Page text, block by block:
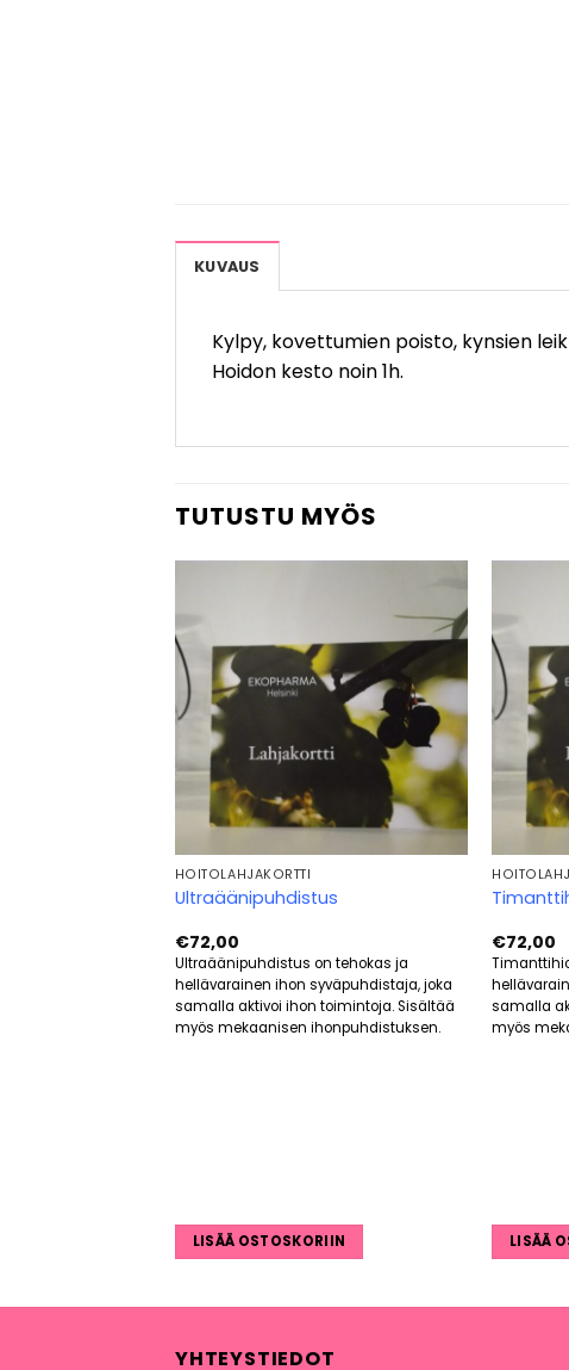
KUVAUS
Kylpy, kovettumien poisto, kynsien
Hoidon kesto noin 1h.
TUTUSTU MYÖS
HOITOLAHJAKORTTI
Ultraäänipuhdistus
€72,00
Ultraäänipuhdistus on tehokas ja
hellävarainen ihon syväpuhdistaja, joka
samalla aktivoi ihon toimintoja. Sisältää
myös mekaanisen ihonpuhdistuksen.
LISÄÄ OSTOSKORIIN
€72,00
samalla
myös
LISÄÄ
YHTEYSTIEDOT